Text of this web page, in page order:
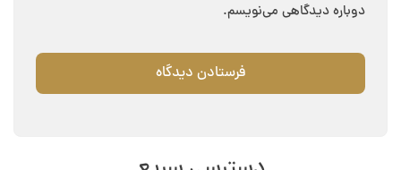
دوباره دیدگاهی می‌نویسم.